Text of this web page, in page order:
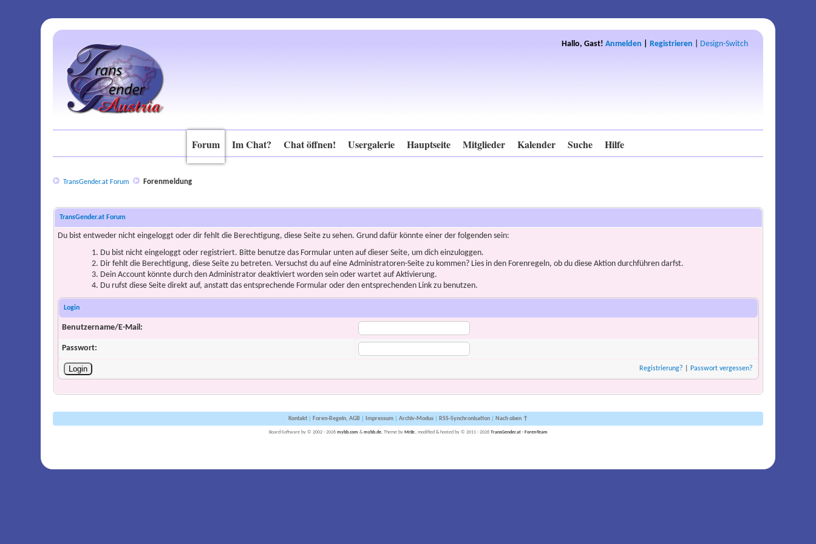
Hallo, Gast! Anmelden Registrieren Design-Switch
Forum Im Chat? Chat öffnen! Usergalerie Hauptseite Mitglieder Kalender Suche Hilfe
TransGender.at Forum Forenmeldung
TransGender.at Forum
Du bist entweder nicht eingeloggt oder dir fehlt die Berechtigung, diese Seite zu sehen. Grund dafür könnte einer der folgenden sein:
Du bist nicht eingeloggt oder registriert. Bitte benutze das Formular unten auf dieser Seite, um dich einzuloggen.
Dir fehlt die Berechtigung, diese Seite zu betreten. Versuchst du auf eine Administratoren-Seite zu kommen? Lies in den Forenregeln, ob du diese Aktion durchführen darfst.
Dein Account könnte durch den Administrator deaktiviert worden sein oder wartet auf Aktivierung.
Du rufst diese Seite direkt auf, anstatt das entsprechende Formular oder den entsprechenden Link zu benutzen.
Login
Benutzername/E-Mail:
Passwort:
Registrierung? Passwort vergessen?
Kontakt| Foren-Regeln, AGB| Impressum| Archiv-Modus| RSS-Synchronisation| Nach oben ↑
Board-Software by © 2002 - 2026 mybb.com & mybb.de, Theme by MrBr., modified & hosted by © 2011 - 2026 TransGender.at - Foren-Team